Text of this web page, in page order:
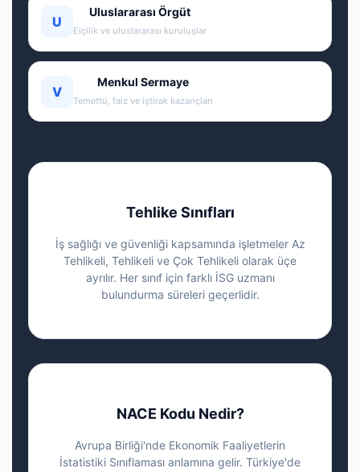
U
Uluslararası Örgüt
Elçilik ve uluslararası kuruluşlar
V
Menkul Sermaye
Temettü, faiz ve iştirak kazançları
Tehlike Sınıfları
İş sağlığı ve güvenliği kapsamında işletmeler Az
Tehlikeli, Tehlikeli ve Çok Tehlikeli olarak üçe
ayrılır. Her sınıf için farklı İSG uzmanı
bulundurma süreleri geçerlidir.
NACE Kodu Nedir?
Avrupa Birliği'nde Ekonomik Faaliyetlerin
İstatistiki Sınıflaması anlamına gelir. Türkiye'de